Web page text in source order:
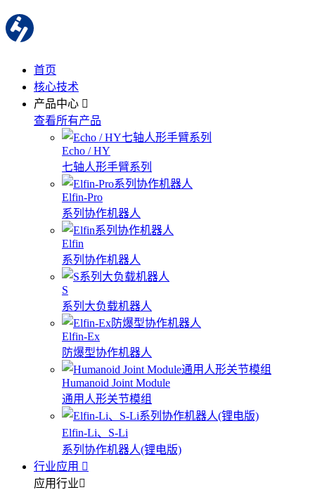
首页
核心技术
产品中心
查看所有产品
Echo / HY
七轴人形手臂系列
Elfin-Pro
系列协作机器人
Elfin
系列协作机器人
S
系列大负载机器人
Elfin-Ex
防爆型协作机器人
Humanoid Joint Module
通用人形关节模组
Elfin-Li、S-Li
系列协作机器人(锂电版)
行业应用
应用行业